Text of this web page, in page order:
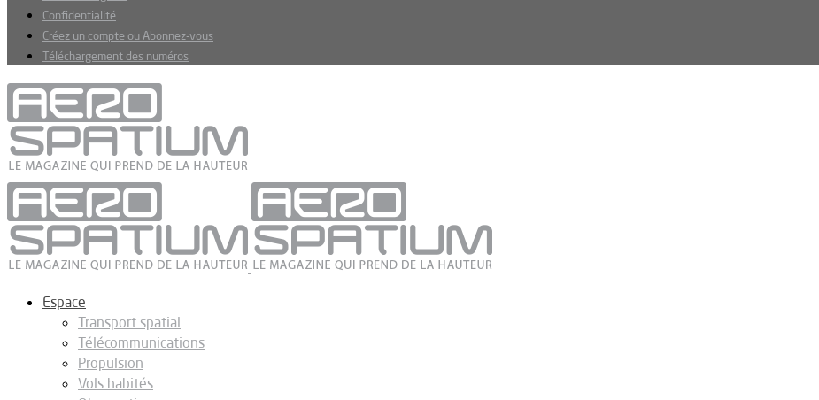
Confidentialité
Créez un compte ou Abonnez-vous
Téléchargement des numéros
Espace
Transport spatial
Télécommunications
Propulsion
Vols habités